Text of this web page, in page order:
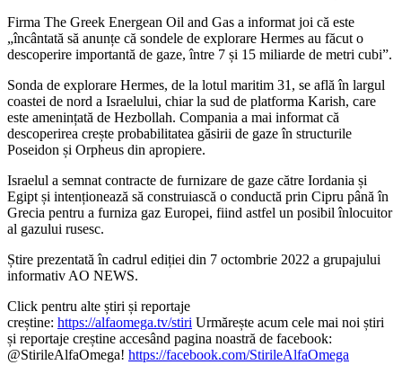
Firma The Greek Energean Oil and Gas a informat joi că este
„încântată să anunțe că sondele de explorare Hermes au făcut o
descoperire importantă de gaze, între 7 și 15 miliarde de metri cubi”.
Sonda de explorare Hermes, de la lotul maritim 31, se află în largul
coastei de nord a Israelului, chiar la sud de platforma Karish, care
este amenințată de Hezbollah. Compania a mai informat că
descoperirea crește probabilitatea găsirii de gaze în structurile
Poseidon și Orpheus din apropiere.
Israelul a semnat contracte de furnizare de gaze către Iordania și
Egipt și intenționează să construiască o conductă prin Cipru până în
Grecia pentru a furniza gaz Europei, fiind astfel un posibil înlocuitor
al gazului rusesc.
Știre prezentată în cadrul ediției din 7 octombrie 2022 a grupajului
informativ AO NEWS.
Click pentru alte știri și reportaje
creștine: https://alfaomega.tv/stiri Urmărește acum cele mai noi știri
și reportaje creștine accesând pagina noastră de facebook:
@StirileAlfaOmega! https://facebook.com/StirileAlfaOmega